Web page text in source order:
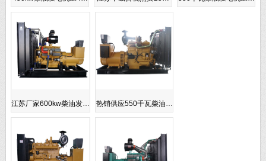
江苏厂家600kw柴油发… 热销供应550千瓦柴油…